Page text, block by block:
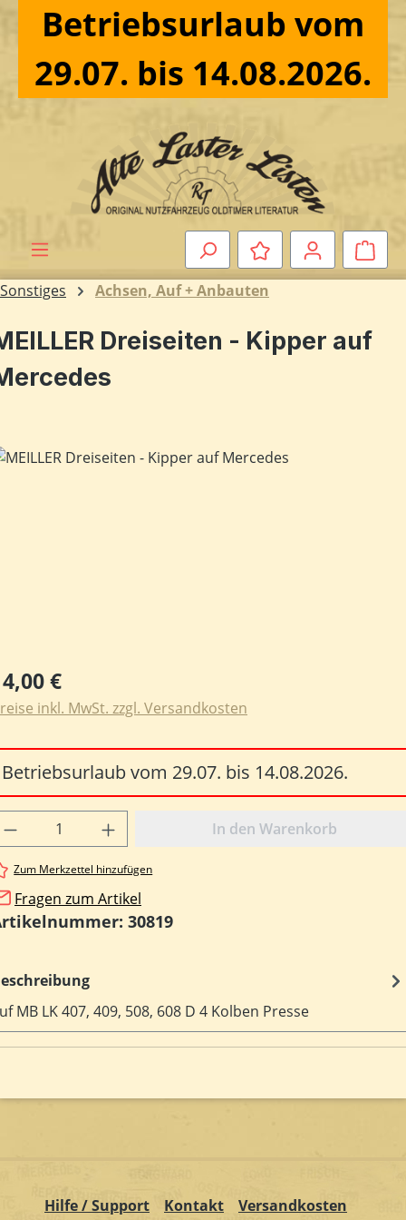
Zum Hauptinhalt springen
Betriebsurlaub vom
29.07. bis 14.08.2026.
Sonstiges Achsen, Auf + Anbauten
Dreiseiten - Kipper auf
überspringen
Preis:
€
inkl. MwSt. zzgl. Versandkosten
Betriebsurlaub vom 29.07. bis 14.08.2026.
Anzahl: Gib den gewünschten
In den Warenkorb
Zum Merkzettel hinzufügen
Fragen zum Artikel
30819
MB LK 407, 409, 508, 608 D 4 Kolben Presse
Hilfe / Support Kontakt Versandkosten